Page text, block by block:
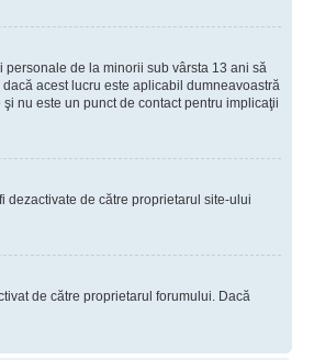
personale de la minorii sub vârsta 13 ani să
acest lucru este aplicabil dumneavoastră
nu este un punct de contact pentru implicaţii
dezactivate de către proprietarul site-ului
de către proprietarul forumului. Dacă